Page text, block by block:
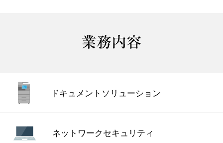
ドキュメント ソリューション
ネットワーク セキュリティ